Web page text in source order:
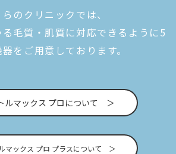
のクリニックでは、
毛質・肌質に対応できるように5
をご用意しております。
ルマックス プロについて
マックス プロ プラスについて